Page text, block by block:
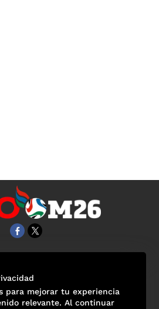
para mejorar tu experiencia
relevante. Al continuar